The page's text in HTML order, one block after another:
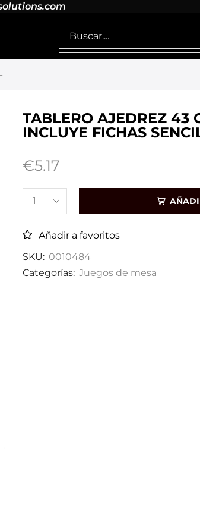
TABLERO AJEDREZ 43
INCLUYE FICHAS
€5.17
Añadir a favoritos
SKU: 0010484
Categorías: Juegos de mesa